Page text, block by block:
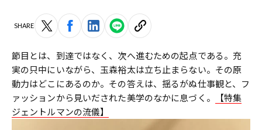
SHARE
節目とは、到達ではなく、次へ進むための起点である。充
実の只中にいながら、玉森裕太は立ち止まらない。その原
動力はどこにあるのか。その答えは、揺るがぬ仕事観と、フ
ァッションから見いだされた美学のなかに息づく。
【特集
ジェントルマンの流儀】